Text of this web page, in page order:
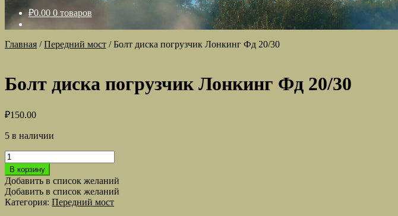
₽0.00 0 товаров
Главная /Передний мост /Болт диска погрузчик Лонкинг Фд 20/30
Болт диска погрузчик Лонкинг Фд 20/30
₽150.00
5 в наличии
Количество
товара
Болт
диска
погрузчик
Лонкинг
В корзину
Добавить в список желаний
Добавить в список желаний
Категория: Передний мост